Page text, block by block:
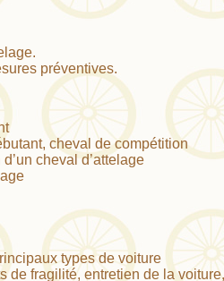
préventives.
cheval de compétition
cheval d’attelage
types de voiture
de fragilité, entretien de la